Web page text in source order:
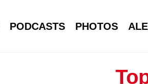
PODCASTS PHOTOS